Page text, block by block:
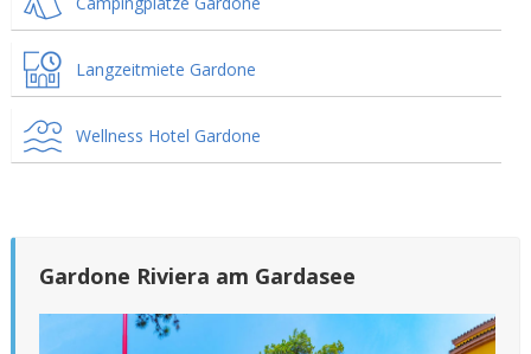
Langzeitmiete Gardone
Wellness Hotel Gardone
Gardone Riviera am Gardasee